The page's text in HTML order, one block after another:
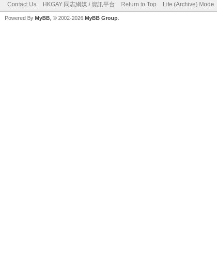
Contact Us HKGAY 同志網媒 / 資訊平台 Return to Top Lite (Archive) Mode
Powered By MyBB , © 2002-2026 MyBB Group